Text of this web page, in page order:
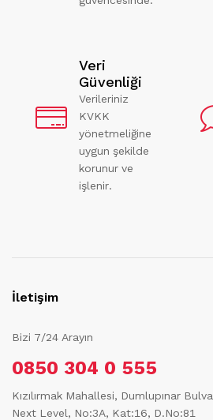
Veri
Güvenliği
Verileriniz
KVKK
yönetmeliğine
uygun şekilde
korunur ve
işlenir.
İletişim
Bizi 7/24 Arayın
0850 304 0 555
Kızılırmak Mahallesi, Dumlupınar
Next Level, No:3A, Kat:16, D.No:81